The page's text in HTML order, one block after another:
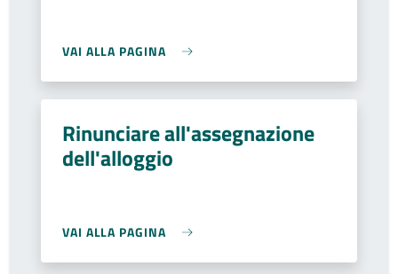
VAI ALLA PAGINA
Rinunciare all'assegnazione
dell'alloggio
VAI ALLA PAGINA